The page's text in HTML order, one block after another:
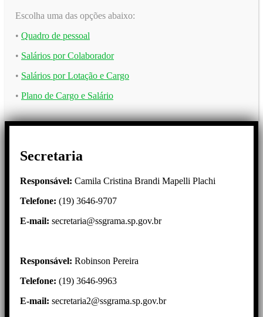
Escolha uma das opções abaixo:
• Quadro de pessoal
• Salários por Colaborador
• Salários por Lotação e Cargo
• Plano de Cargo e Salário
Secretaria
Responsável: Camila Cristina Brandi Mapelli Plachi
Telefone: (19) 3646-9707
E-mail: secretaria@ssgrama.sp.gov.br
Responsável: Robinson Pereira
Telefone: (19) 3646-9963
E-mail: secretaria2@ssgrama.sp.gov.br